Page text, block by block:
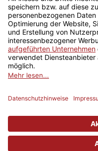
* Alle Preise
Cookie settings
Kontakt und Anfahrt